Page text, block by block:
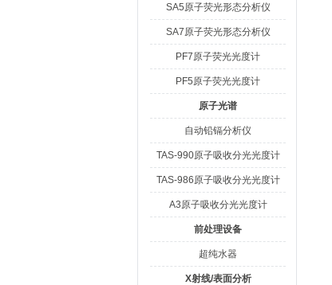
SA5原子荧光形态分析仪
SA7原子荧光形态分析仪
PF7原子荧光光度计
PF5原子荧光光度计
原子光谱
自动铅镉分析仪
TAS-990原子吸收分光光度计
TAS-986原子吸收分光光度计
A3原子吸收分光光度计
前处理设备
超纯水器
X射线/表面分析